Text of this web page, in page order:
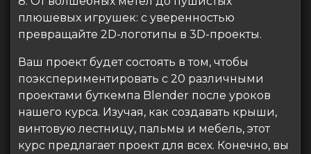
плюшевых игрушек: с уверенностью
превращайте 2D-логотипы в 3D-проекты.
Ваш проект будет состоять в том, чтобы
поэкспериментировать с 20 различными
проектами буткемпа Blender после уроков
нашего курса. Изучая, как создавать крыши,
винтовую лестницу, пальмы и мебель, этот
курс предлагает проект для всех. Конечно, вы